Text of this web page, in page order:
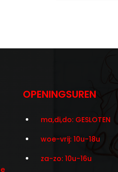
OPENINGSUREN
ma,di,do: GESLOTEN
woe-vrij: 10u-18u
za-zo: 10u-16u